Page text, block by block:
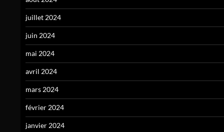
juillet 2024
juin 2024
mai 2024
avril 2024
mars 2024
février 2024
janvier 2024